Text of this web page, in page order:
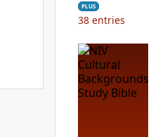
PLUS
38 entries